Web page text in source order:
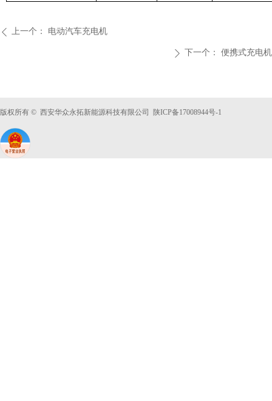
ꄴ 上一个： 电动汽车充电机
ꄲ 下一个： 便携式充电机
版权所有 © 西安华众永拓新能源科技有限公司 陕ICP备17008944号-1